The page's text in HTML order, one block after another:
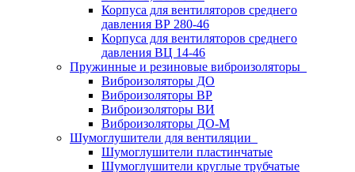
Корпуса для вентиляторов среднего
давления ВР 280-46
Корпуса для вентиляторов среднего
давления ВЦ 14-46
Пружинные и резиновые виброизоляторы
Виброизоляторы ДО
Виброизоляторы ВР
Виброизоляторы ВИ
Виброизоляторы ДО-М
Шумоглушители для вентиляции
Шумоглушители пластинчатые
Шумоглушители круглые трубчатые